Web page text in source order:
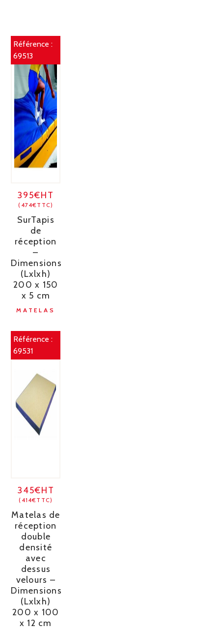
Référence :
69513
395€HT
(474€TTC)
SurTapis
de
réception
–
Dimensions
(Lxlxh)
200 x 150
x 5 cm
MATELAS
Référence :
69531
345€HT
(414€TTC)
Matelas de
réception
double
densité
avec
dessus
velours –
Dimensions
(Lxlxh)
200 x 100
x 12 cm